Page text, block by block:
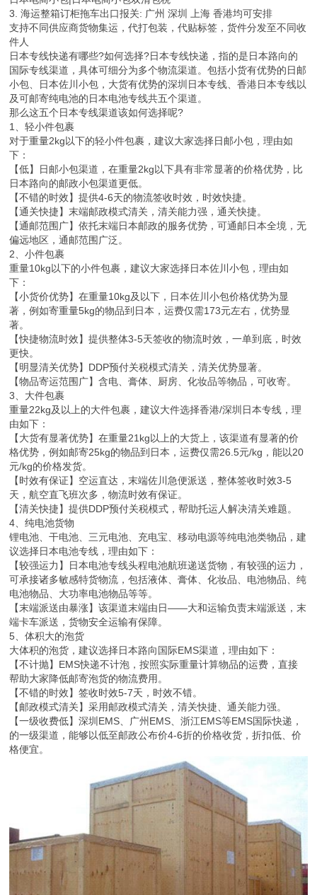
3. 海运整箱订柜拖车出口报关: 广州 深圳 上海 香港均可安排
支持不同供应商货物集运，代打包装，代贴标签，货件分发至不同收
件人
日本专线快递有哪些?如何选择?日本专线快递，指的是日本路向的
国际专线渠道，具体可细分为多个物流渠道。包括小货有优势的日邮
小包、日本佐川小包，大货有优势的深圳日本专线、香港日本专线以
及可邮寄纯电池的日本电池专线共五个渠道。
那么这五个日本专线渠道该如何选择呢?
1、轻小件包裹
对于重量2kg以下的轻小件包裹，建议大家选择日邮小包，理由如
下：
【低】日邮小包渠道，在重量2kg以下具有非常显著的价格优势，比
日本路向的邮政小包渠道更低。
【不错的时效】提供4-6天的物流签收时效，时效快捷。
【通关快捷】末端邮政模式清关，清关能力强，通关快捷。
【通邮范围广】依托末端日本邮政的服务优势，可通邮日本全境，无
偏远地区，通邮范围广泛。
2、小件包裹
重量10kg以下的小件包裹，建议大家选择日本佐川小包，理由如
下：
【小货价优势】在重量10kg及以下，日本佐川小包价格优势为显
著，例如寄重量5kg的物品到日本，运费仅需173元左右，优势显
著。
【快捷物流时效】提供整体3-5天签收的物流时效，一单到底，时效
更快。
【明显清关优势】DDP预付关税模式清关，清关优势显著。
【物品寄运范围广】含电、膏体、厨房、化妆品等物品，可收寄。
3、大件包裹
重量22kg及以上的大件包裹，建议大件选择香港/深圳日本专线，理
由如下：
【大货有显著优势】在重量21kg以上的大货上，该渠道有显著的价
格优势，例如邮寄25kg的物品到日本，运费仅需26.5元/kg，能以20
元/kg的价格发货。
【时效有保证】空运直达，末端佐川急便派送，整体签收时效3-5
天，航空直飞班次多，物流时效有保证。
【清关快捷】提供DDP预付关税模式，帮助托运人解决清关难题。
4、纯电池货物
锂电池、干电池、三元电池、充电宝、移动电源等纯电池类物品，建
议选择日本电池专线，理由如下：
【较强运力】日本电池专线头程电池航班递送货物，有较强的运力，
可承接诸多敏感特货物流，包括液体、膏体、化妆品、电池物品、纯
电池物品、大功率电池物品等等。
【末端派送由暴涨】该渠道末端由日——大和运输负责末端派送，末
端卡车派送，货物安全运输有保障。
5、体积大的泡货
大体积的泡货，建议选择日本路向国际EMS渠道，理由如下：
【不计抛】EMS快递不计泡，按照实际重量计算物品的运费，直接
帮助大家降低邮寄泡货的物流费用。
【不错的时效】签收时效5-7天，时效不错。
【邮政模式清关】采用邮政模式清关，清关快捷、通关能力强。
【一级收费低】深圳EMS、广州EMS、浙江EMS等EMS国际快递，
的一级渠道，能够以低至邮政公布价4-6折的价格收货，折扣低、价
格便宜。